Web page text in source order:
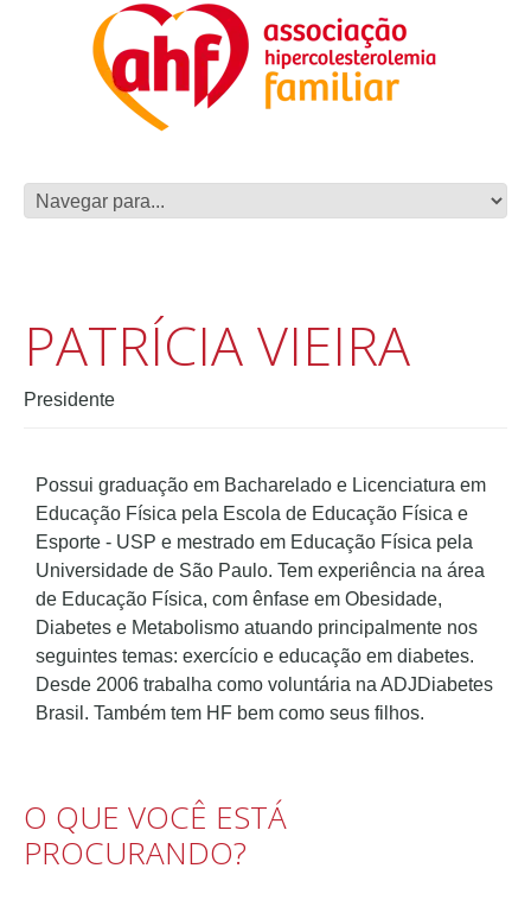
PATRÍCIA VIEIRA
Presidente
Possui graduação em Bacharelado e Licenciatura em
Educação Física pela Escola de Educação Física e
Esporte - USP e mestrado em Educação Física pela
Universidade de São Paulo. Tem experiência na área
de Educação Física, com ênfase em Obesidade,
Diabetes e Metabolismo atuando principalmente nos
seguintes temas: exercício e educação em diabetes.
Desde 2006 trabalha como voluntária na ADJDiabetes
Brasil. Também tem HF bem como seus filhos.
O QUE VOCÊ ESTÁ
PROCURANDO?